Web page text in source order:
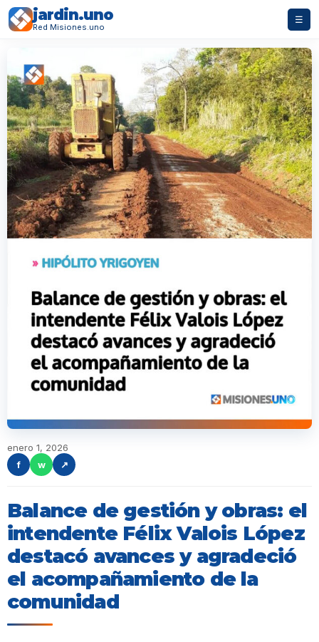
jardin.uno
Red Misiones.uno
☰
enero 1, 2026
f
w ↗
Balance de gestión y obras: el
intendente Félix Valois López
destacó avances y agradeció
el acompañamiento de la
comunidad